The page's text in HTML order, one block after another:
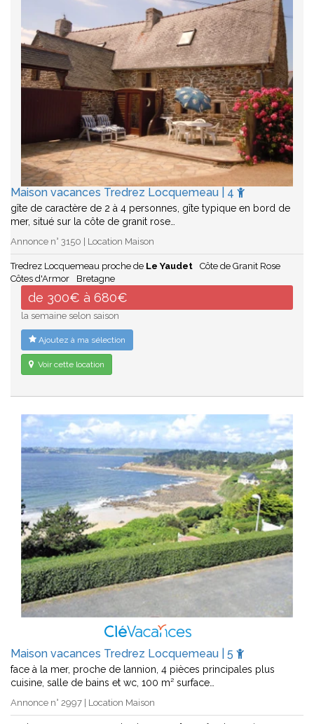
Maison vacances Tredrez Locquemeau | 4
gîte de caractère de 2 à 4 personnes, gîte typique en bord de
mer, situé sur la côte de granit rose…
Annonce n° 3150 | Location Maison
Tredrez Locquemeau proche de Le Yaudet
Côte de Granit Rose
Côtes d'Armor
Bretagne
de 300€ à 680€
la semaine selon saison
Ajoutez à ma sélection
Voir cette location
Maison vacances Tredrez Locquemeau | 5
face à la mer, proche de lannion, 4 pièces principales plus
cuisine, salle de bains et wc, 100 m² surface…
Annonce n° 2997 | Location Maison